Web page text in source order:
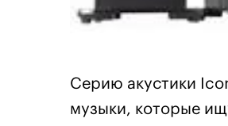
Серию акустики
музыки, которые